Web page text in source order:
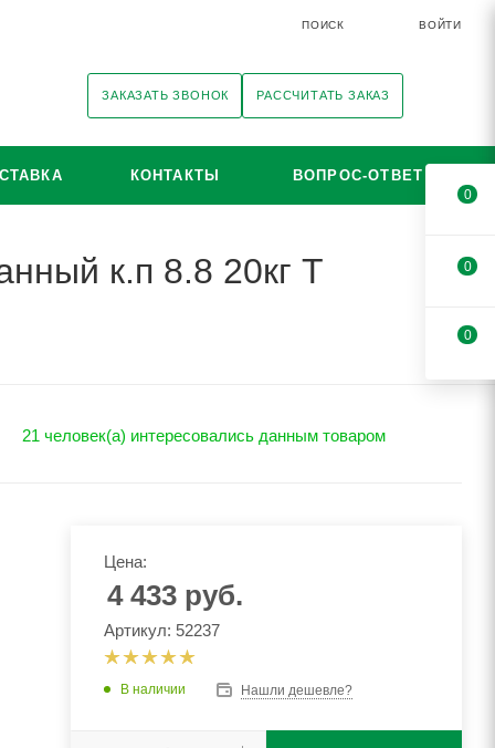
ПОИСК ВОЙТИ
ЗАКАЗАТЬ ЗВОНОК РАССЧИТАТЬ ЗАКАЗ
КОНТАКТЫ ВОПРОС-ОТВЕТ
к.п 8.8 20кг Т
21 человек(а) интересовались данным товаром
Цена:
4 433руб.
Артикул: 52237
В наличии Нашли дешевле?
0
0
0